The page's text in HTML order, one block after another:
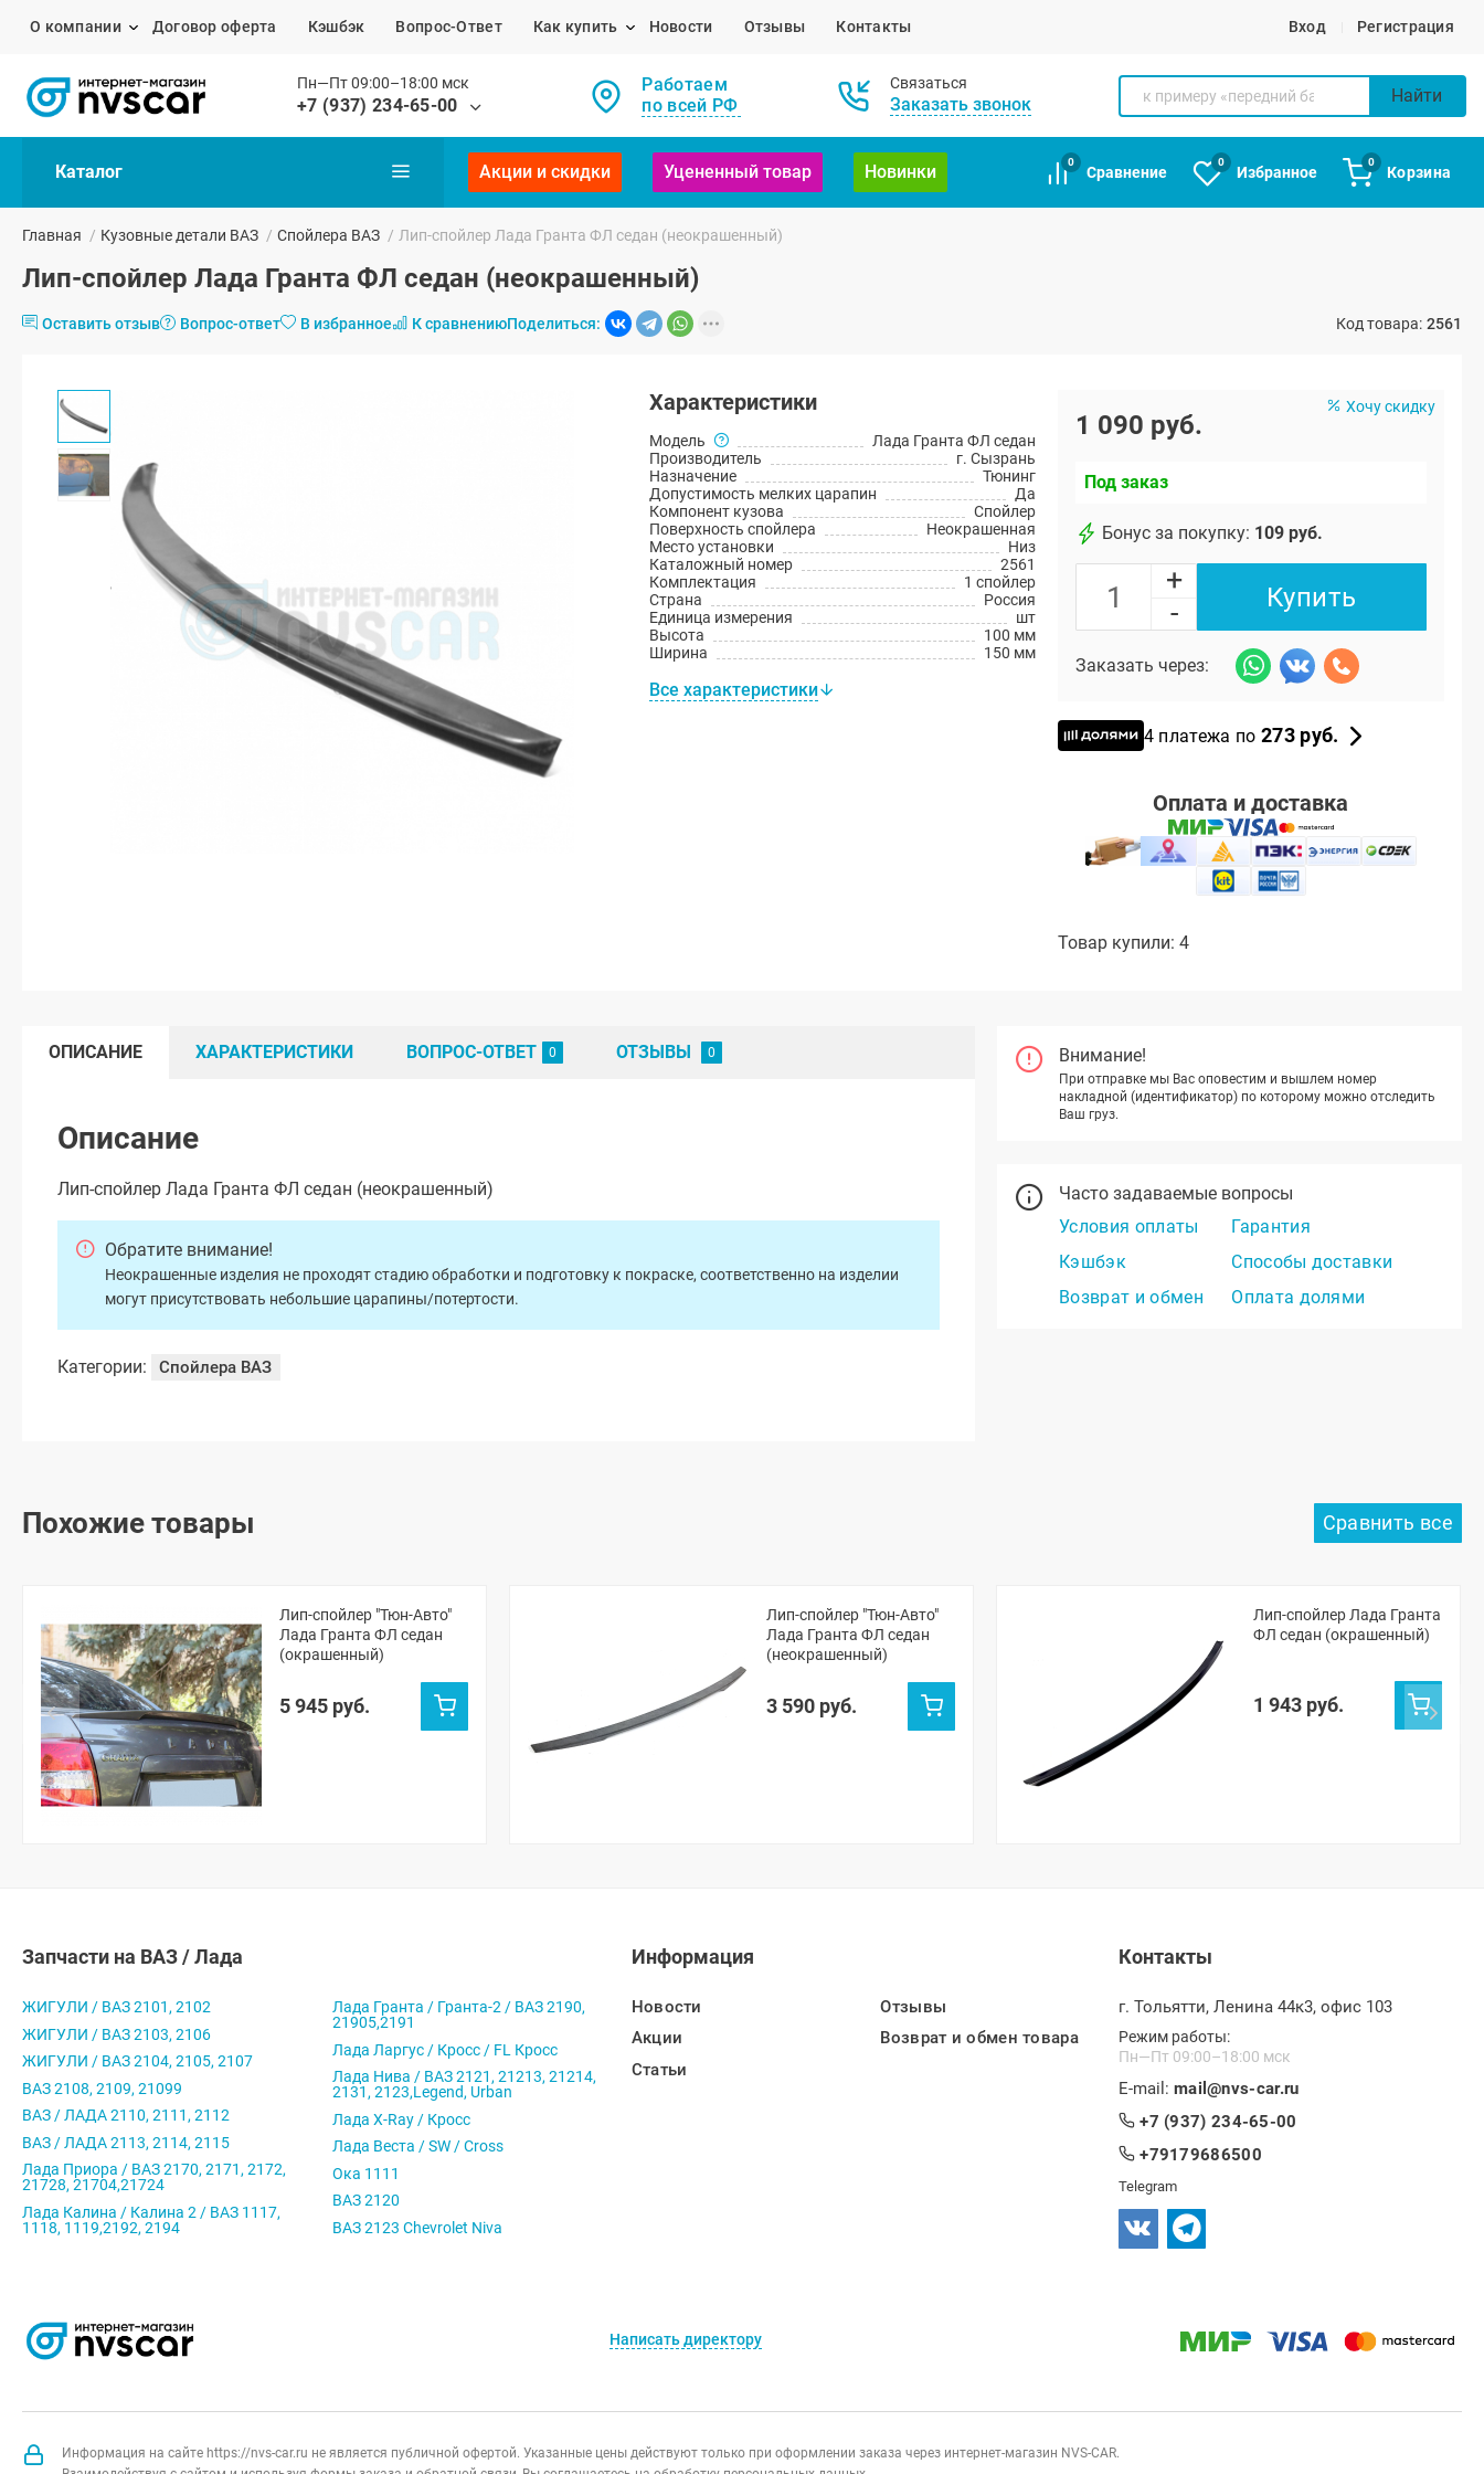
О компании Договор оферта Кэшбэк Вопрос-Ответ Как купить Новости Отзывы Контакты Вход Регистрация
Пн—Пт 09:00–18:00 мск
+7 (937) 234-65-00
Работаем
по всей РФ
Связаться
Заказать звонок Найти
Каталог Акции и скидки Уцененный товар Новинки
0
Сравнение
0
Избранное
0
Корзина
Главная / Кузовные детали ВАЗ / Спойлера ВАЗ / Лип-спойлер Лада Гранта ФЛ седан (неокрашенный)
Лип-спойлер Лада Гранта ФЛ седан (неокрашенный)
Оставить отзыв Вопрос-ответ В избранное К сравнениюПоделиться: Код товара: 2561
Характеристики
Модель
Лада Гранта ФЛ седан
Производитель
г. Сызрань
Назначение
Тюнинг
Допустимость мелких царапин
Да
Компонент кузова
Спойлер
Поверхность спойлера
Неокрашенная
Место установки
Низ
Каталожный номер
2561
Комплектация
1 спойлер
Страна
Россия
Единица измерения
шт
Высота
100 мм
Ширина
150 мм
Все характеристики
Хочу скидку
1 090 руб.
Под заказ
Бонус за покупку: 109 руб.
+
-
Купить
Заказать через:
4 платежа по 273 руб.
Оплата и доставка
Товар купили: 4
Внимание!
При отправке мы Вас оповестим и вышлем номер
накладной (идентификатор) по которому можно отследить
Ваш груз.
Часто задаваемые вопросы
Условия оплаты
Гарантия
Кэшбэк
Способы доставки
Возврат и обмен
Оплата долями
ОПИСАНИЕ ХАРАКТЕРИСТИКИ ВОПРОС-ОТВЕТ ОТЗЫВЫ
Описание
Лип-спойлер Лада Гранта ФЛ седан (неокрашенный)
Обратите внимание!
Неокрашенные изделия не проходят стадию обработки и подготовку к покраске, соответственно на изделии
могут присутствовать небольшие царапины/потертости.
Категории: Спойлера ВАЗ
Похожие товары
Лип-спойлер "Тюн-Авто"
Лада Гранта ФЛ седан
(окрашенный)
5 945 руб.
Лип-спойлер "Тюн-Авто"
Лада Гранта ФЛ седан
(неокрашенный)
3 590 руб.
Лип-спойлер Лада Гранта
ФЛ седан (окрашенный)
1 943 руб.
Запчасти на ВАЗ / Лада
ЖИГУЛИ / ВАЗ 2101, 2102
ЖИГУЛИ / ВАЗ 2103, 2106
ЖИГУЛИ / ВАЗ 2104, 2105, 2107
ВАЗ 2108, 2109, 21099
ВАЗ / ЛАДА 2110, 2111, 2112
ВАЗ / ЛАДА 2113, 2114, 2115
Лада Приора / ВАЗ 2170, 2171, 2172,
21728, 21704,21724
Лада Калина / Калина 2 / ВАЗ 1117,
1118, 1119,2192, 2194
Лада Гранта / Гранта-2 / ВАЗ 2190,
21905,2191
Лада Ларгус / Кросс / FL Кросс
Лада Нива / ВАЗ 2121, 21213, 21214,
2131, 2123,Legend, Urban
Лада X-Ray / Кросс
Лада Веста / SW / Cross
Ока 1111
ВАЗ 2120
ВАЗ 2123 Chevrolet Niva
Информация
Новости
Акции
Статьи
Отзывы
Возврат и обмен товара
Контакты
г. Тольятти, Ленина 44к3, офис 103
Режим работы:
Пн—Пт 09:00–18:00 мск
E-mail: mail@nvs-car.ru
+7 (937) 234-65-00
+79179686500
Telegram
Написать директору
Информация на сайте https://nvs-car.ru не является публичной офертой. Указанные цены действуют только при оформлении заказа через интернет-магазин NVS-CAR.